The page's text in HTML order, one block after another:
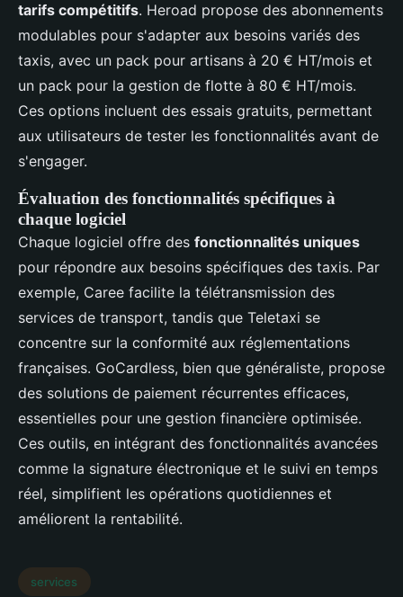
tarifs compétitifs. Heroad propose des abonnements
modulables pour s'adapter aux besoins variés des
taxis, avec un pack pour artisans à 20 € HT/mois et
un pack pour la gestion de flotte à 80 € HT/mois.
Ces options incluent des essais gratuits, permettant
aux utilisateurs de tester les fonctionnalités avant de
s'engager.
Évaluation des fonctionnalités spécifiques à
chaque logiciel
Chaque logiciel offre des fonctionnalités uniques
pour répondre aux besoins spécifiques des taxis. Par
exemple, Caree facilite la télétransmission des
services de transport, tandis que Teletaxi se
concentre sur la conformité aux réglementations
françaises. GoCardless, bien que généraliste, propose
des solutions de paiement récurrentes efficaces,
essentielles pour une gestion financière optimisée.
Ces outils, en intégrant des fonctionnalités avancées
comme la signature électronique et le suivi en temps
réel, simplifient les opérations quotidiennes et
améliorent la rentabilité.
services